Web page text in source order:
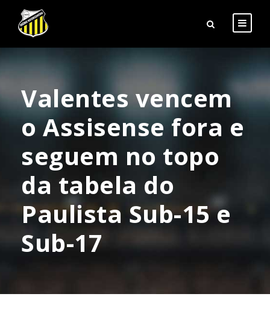
Valentes vencem
o Assisense fora e
seguem no topo
da tabela do
Paulista Sub-15 e
Sub-17